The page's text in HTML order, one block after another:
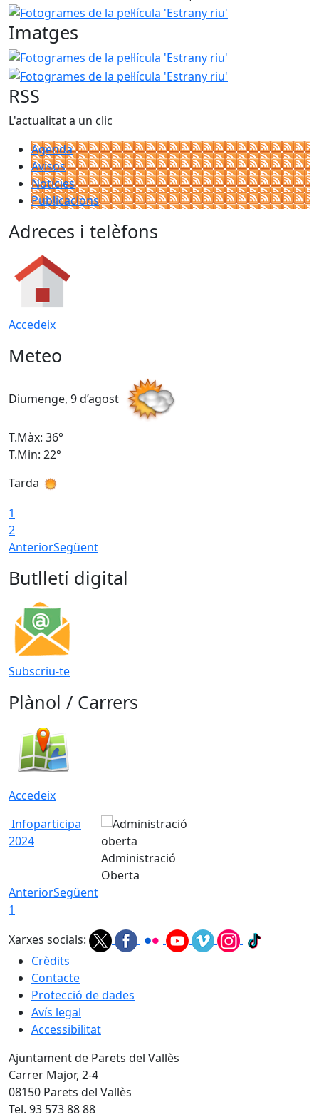
Fotogrames de la pel·lícula 'Estrany riu'
Imatges
Fotogrames de la pel·lícula 'Estrany riu'
RSS
L'actualitat a un clic
Agenda
Avisos
Notícies
Publicacions
Adreces i telèfons
Accedeix
Meteo
Diumenge, 9 d’agost
T.Màx: 36°
T.Min: 22°
Tarda
1
2
AnteriorSegüent
Butlletí digital
Subscriu-te
Plànol / Carrers
Accedeix
Infoparticipa
2024
Administració
Oberta
AnteriorSegüent
1
Xarxes socials:
Crèdits
Contacte
Protecció de dades
Avís legal
Accessibilitat
Ajuntament de Parets del Vallès
Carrer Major, 2-4
08150 Parets del Vallès
Tel. 93 573 88 88